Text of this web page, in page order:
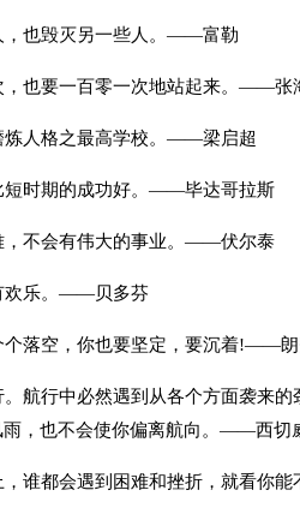
也毁灭另一些人。——富勒
也要一百零一次地站起来。——张
人格之最高学校。——梁启超
时期的成功好。——毕达哥拉斯
不会有伟大的事业。——伏尔泰
乐。——贝多芬
落空，你也要坚定，要沉着!——朗
行中必然遇到从各个方面袭来的
雨，也不会使你偏离航向。——西切
都会遇到困难和挫折，就看你能